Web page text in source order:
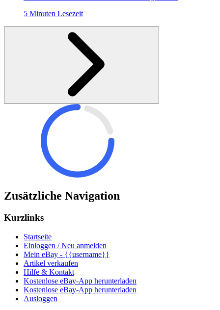
5 Minuten Lesezeit
Zusätzliche Navigation
Kurzlinks
Startseite
Einloggen / Neu anmelden
Mein eBay - {{username}}
Artikel verkaufen
Hilfe & Kontakt
Kostenlose eBay-App herunterladen
Kostenlose eBay-App herunterladen
Ausloggen